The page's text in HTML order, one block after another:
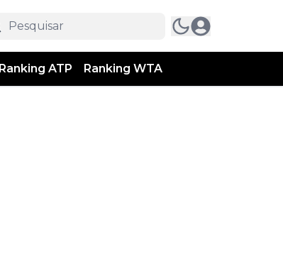
Ranking ATP Ranking WTA